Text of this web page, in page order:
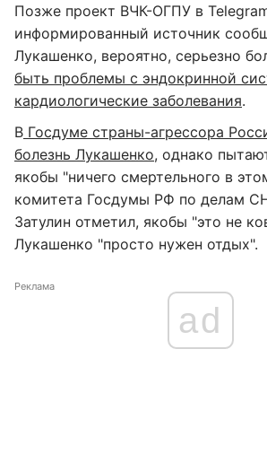
Позже проект ВЧК-ОГПУ в
информированный источник
Лукашенко, вероятно, серьезно
быть проблемы с эндокринной
кардиологические заболевания.
В Госдуме страны-агрессора
болезнь Лукашенко, однако
якобы "ничего смертельного в
комитета Госдумы РФ по делам
Затулин отметил, якобы "это не
Лукашенко "просто нужен отдых".
Реклама
ad